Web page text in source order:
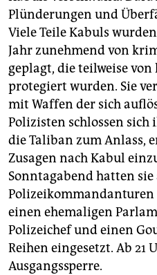
Plünderungen und
Viele Teile Kabuls
Jahr zunehmend von
geplagt, die teilweise
protegiert wurden. Sie
mit Waffen der sich
Polizisten schlossen sich
die Taliban zum Anlass,
Zusagen nach Kabul
Sonntagabend hatten sie
einen ehemaligen
Polizeichef und einen
Reihen eingesetzt. Ab 21
Ausgangssperre.